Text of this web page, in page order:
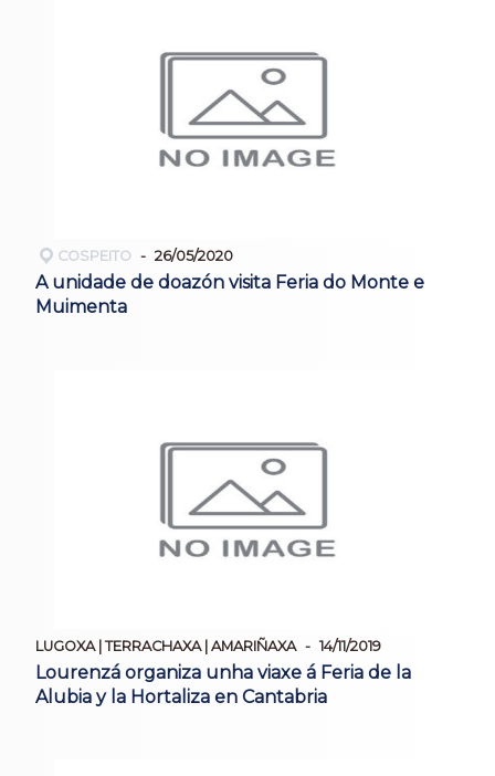
COSPEITO 26/05/2020
A unidade de doazón visita Feria do Monte e
Muimenta
LUGOXA | TERRACHAXA | AMARIÑAXA 14/11/2019
Lourenzá organiza unha viaxe á Feria de la
Alubia y la Hortaliza en Cantabria